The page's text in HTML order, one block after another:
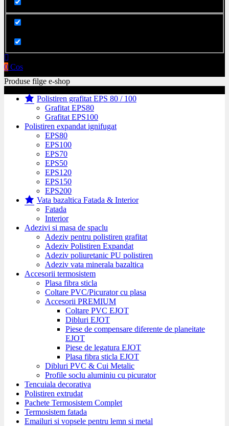
0 Cos
Produse filge e-shop
Polistiren grafitat EPS 80 / 100
Grafitat EPS80
Grafitat EPS100
Polistiren expandat ignifugat
EPS80
EPS100
EPS70
EPS50
EPS120
EPS150
EPS200
Vata bazaltica Fatada & Interior
Fatada
Interior
Adezivi si masa de spaclu
Adeziv pentru polistiren grafitat
Adeziv Polistiren Expandat
Adeziv poliuretanic PU polistiren
Adeziv vata minerala bazaltica
Accesorii termosistem
Plasa fibra sticla
Coltare PVC/Picurator cu plasa
Accesorii PREMIUM
Coltare PVC EJOT
Dibluri EJOT
Piese de compensare diferente de planeitate
EJOT
Piese de legatura EJOT
Plasa fibra sticla EJOT
Dibluri PVC & Cui Metalic
Profile soclu aluminiu cu picurator
Tencuiala decorativa
Polistiren extrudat
Pachete Termosistem Complet
Termosistem fatada
Emailuri si vopsele pentru lemn si metal